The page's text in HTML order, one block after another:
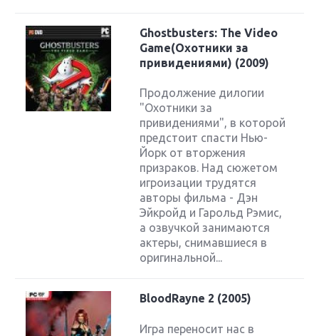
Ghostbusters: The Video
Game(Охотники за
привидениями) (2009)
Продолжение дилогии
"Охотники за
привидениями", в которой
предстоит спасти Нью-
Йорк от вторжения
призраков. Над сюжетом
игроизации трудятся
авторы фильма - Дэн
Эйкройд и Гарольд Рэмис,
а озвучкой занимаются
актеры, снимавшиеся в
оригинальной...
BloodRayne 2 (2005)
Игра переносит нас в